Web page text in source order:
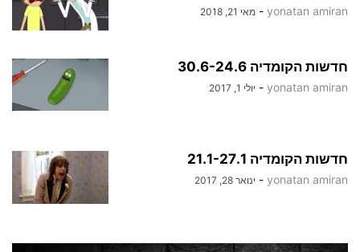
yonatan amiran
- מאי 21, 2018
חדשות הקומדיה 30.6-24.6
yonatan amiran
- יולי 1, 2017
חדשות הקומדיה 21.1-27.1
yonatan amiran
- ינואר 28, 2017